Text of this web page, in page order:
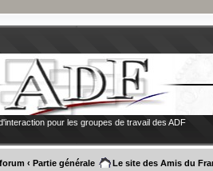
pour les groupes de travail des ADF
‹ Partie générale Le site des Amis du